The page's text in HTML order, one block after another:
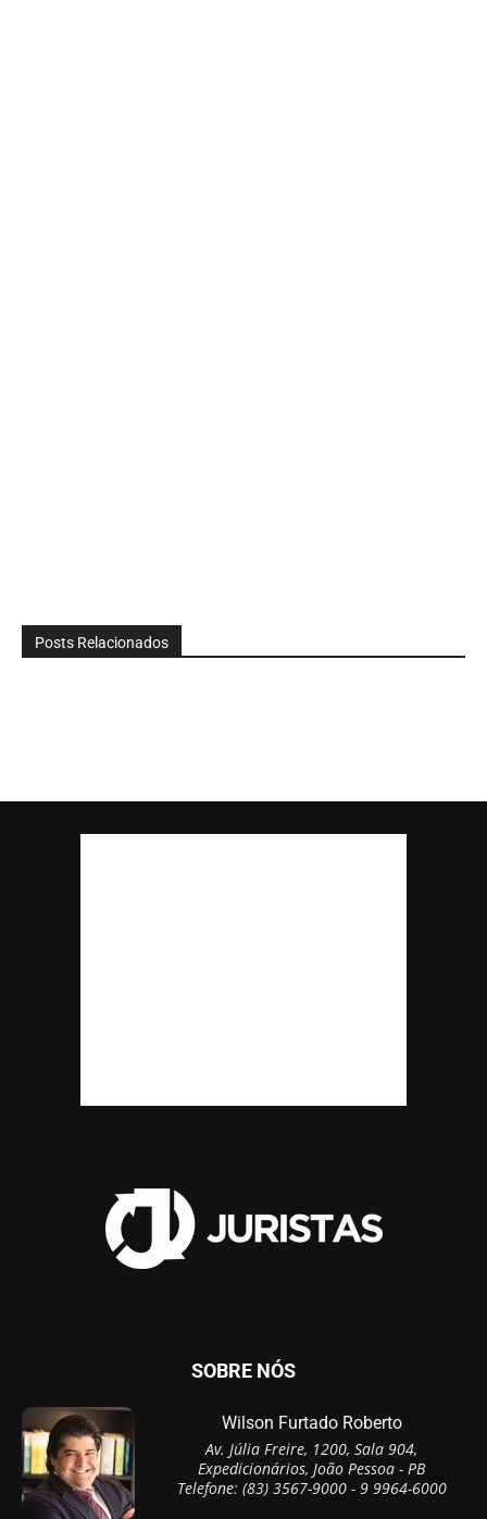
Posts Relacionados
SOBRE NÓS
Wilson Furtado Roberto
Av. Júlia Freire, 1200, Sala 904,
Expedicionários, João Pessoa - PB
Telefone: (83) 3567-9000 - 9 9964-6000